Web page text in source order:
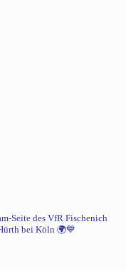
Seite des VfR Fischenich
bei Köln 🌍💙